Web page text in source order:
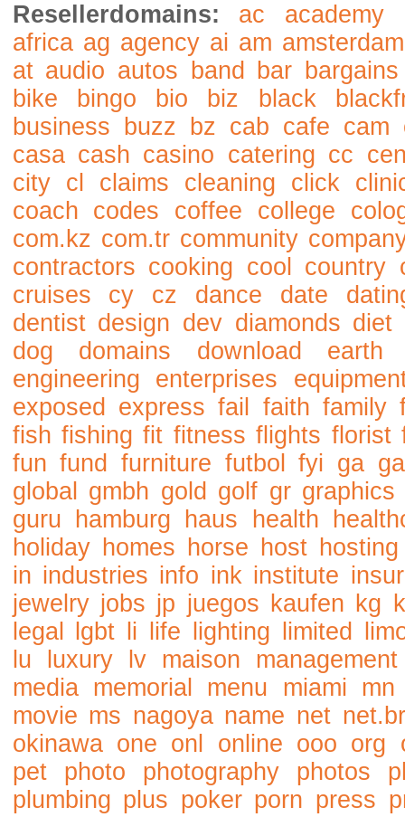
Resellerdomains: ac academy
africa ag agency ai am amsterdam
at audio autos band bar bargains
bike
bingo bio biz black
business
buzz bz cab cafe cam
casa cash casino catering cc
city
cl claims cleaning click
coach codes coffee college
com.kz com.tr community
contractors cooking cool country
cruises
cy cz dance date
dentist design dev diamonds diet
dog
domains download
earth
engineering
enterprises
exposed
express fail faith family
fish fishing fit fitness flights florist
fun fund furniture futbol fyi ga
global
gmbh gold golf gr graphics
guru
hamburg haus health
holiday homes horse host hosting
in industries info ink institute
jewelry jobs jp juegos kaufen kg
legal
lgbt li life lighting limited
lu
luxury lv maison
management
media memorial menu miami mn
movie ms nagoya name net net.br
okinawa one onl online ooo org
pet
photo photography photos
plumbing plus poker porn press